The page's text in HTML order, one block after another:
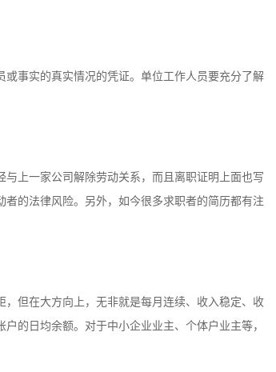
事实的真实情况的凭证。单位工作人员要充分了解
上一家公司解除劳动关系，而且离职证明上面也写
的法律风险。另外，如今很多求职者的简历都有注
但在大方向上，无非就是每月连续、收入稳定、收
的日均余额。对于中小企业业主、个体户业主等，